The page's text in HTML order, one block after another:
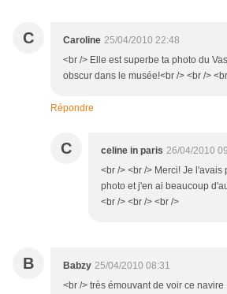
C Caroline 25/04/2010 22:48
<br /> Elle est superbe ta photo du
obscur dans le musée!<br /> <br />
Répondre
C celine in paris 26/04/2010
<br /> <br /> Merci! Je
photo et j'en ai beaucoup
<br /> <br /> <br />
B Babzy 25/04/2010 08:31
<br /> très émouvant de voir ce